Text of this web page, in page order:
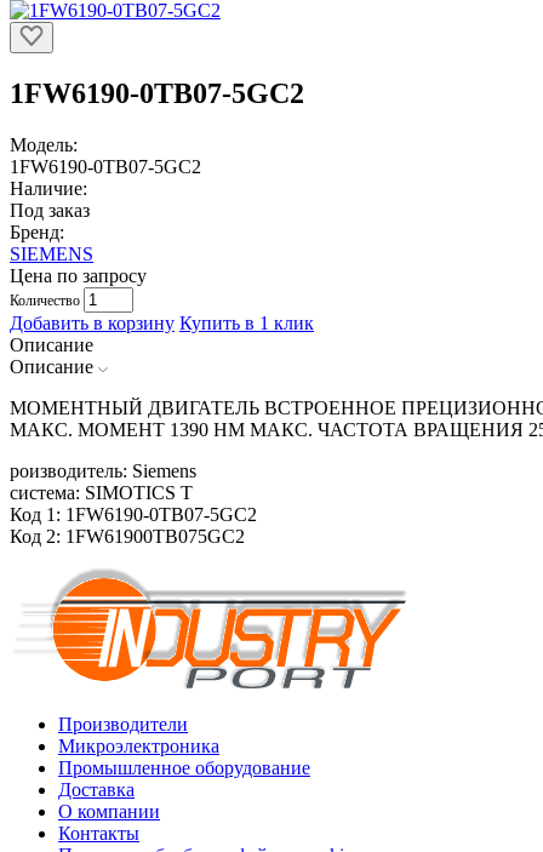
1FW6190-0TB07-5GC2
Модель:
1FW6190-0TB07-5GC2
Наличие:
Под заказ
Бренд:
SIEMENS
Цена по запросу
Количество
Добавить в корзину Купить в 1 клик
Описание
Описание
МОМЕНТНЫЙ ДВИГАТЕЛЬ ВСТРОЕННОЕ
МАКС. МОМЕНТ 1390 HM МАКС. ЧАСТОТА ВРАЩЕНИЯ
роизводитель: Siemens
система: SIMOTICS T
Код 1: 1FW6190-0TB07-5GC2
Код 2: 1FW61900TB075GC2
Производители
Микроэлектроника
Промышленное оборудование
Доставка
О компании
Контакты